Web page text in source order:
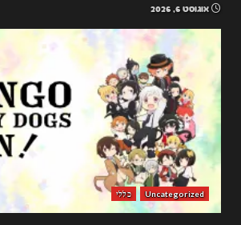
אוגוסט 6, 2026
Uncategorized כללי